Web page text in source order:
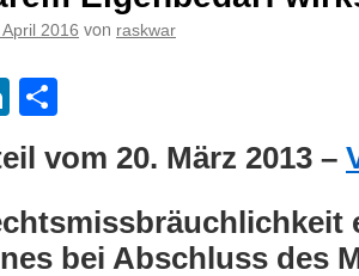
April 2016 von raskwar
LinkedIn
vom 20. März 2013 –
bei Abschluss des